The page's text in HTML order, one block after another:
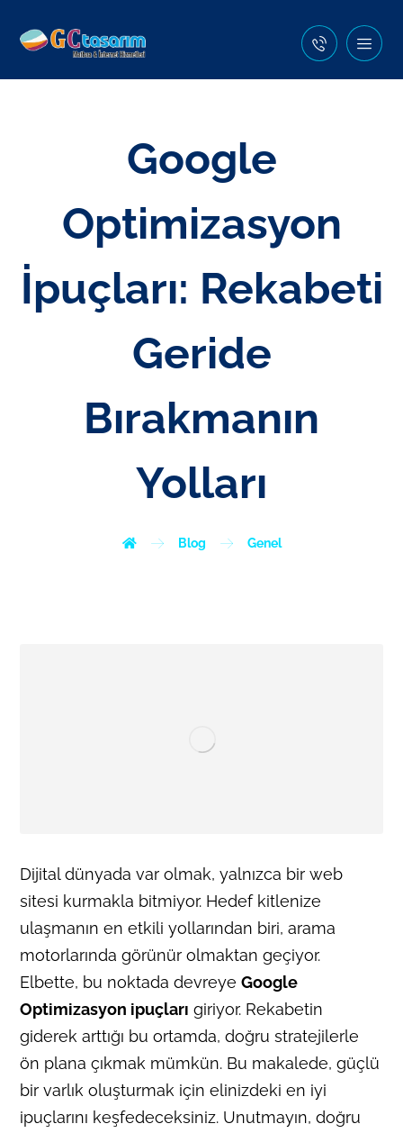
Google
Optimizasyon
İpuçları: Rekabeti
Geride
Bırakmanın
Yolları
Blog Genel
Dijital dünyada var olmak, yalnızca bir web
sitesi kurmakla bitmiyor. Hedef kitlenize
ulaşmanın en etkili yollarından biri, arama
motorlarında görünür olmaktan geçiyor.
Elbette, bu noktada devreyeGoogle
Optimizasyon ipuçları giriyor. Rekabetin
giderek arttığı bu ortamda, doğru stratejilerle
ön plana çıkmak mümkün. Bu makalede, güçlü
bir varlık oluşturmak için elinizdeki en iyi
ipuçlarını keşfedeceksiniz. Unutmayın, doğru